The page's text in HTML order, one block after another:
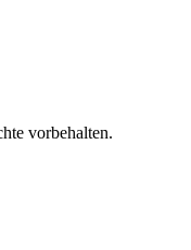
vorbehalten.